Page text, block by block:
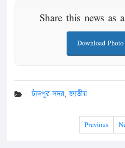
Share this news as
Download
চাঁদপুর সদর,জাতীয়
Previous